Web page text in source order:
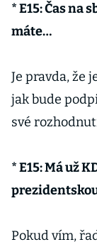
* E15: Čas na
máte…
Je pravda, že
jak bude
své
* E15: Má už
Pokud vím,